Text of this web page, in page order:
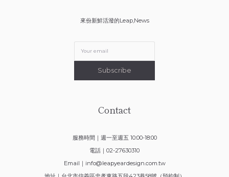
來份新鮮活潑的Leap,News
Subscribe
Contact
服務時間｜週一至週五 10:00-18:00
電話｜02-27630310
Email｜ info@leapyeardesign.com.tw